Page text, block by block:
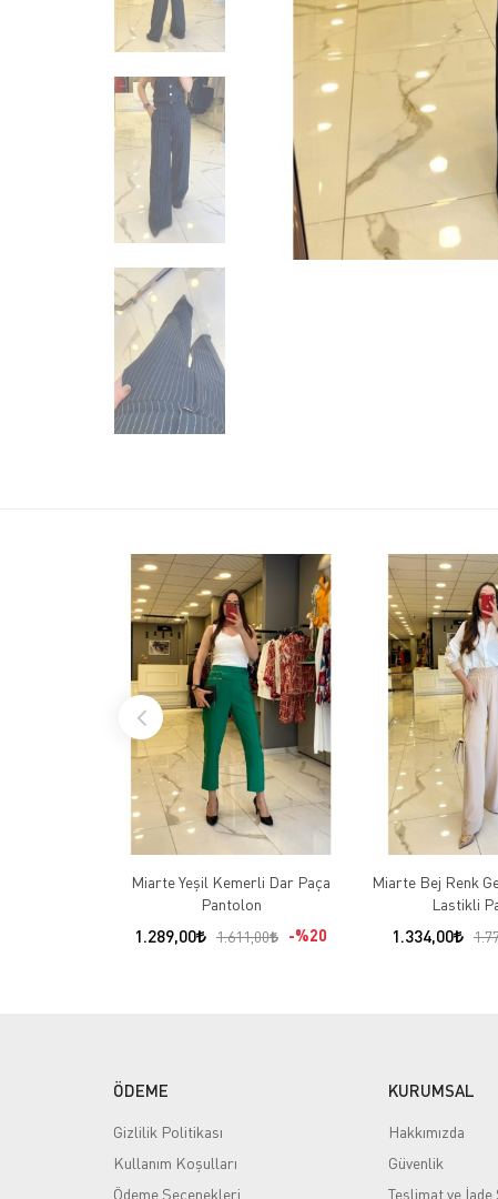
Miarte Yeşil Kemerli Dar Paça
Pantolon
1.289,00 1.611,00 %20
Miarte Bej Renk
Lastikli
1.334,00
ÖDEME
Gizlilik Politikası
Kullanım Koşulları
Ödeme Seçenekleri
KURUMSAL
Hakkımızda
Güvenlik
Teslimat ve İade